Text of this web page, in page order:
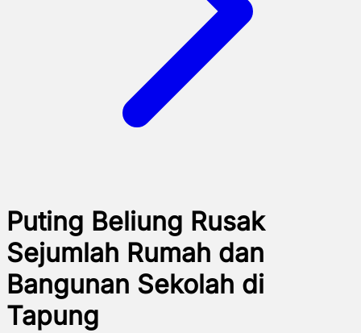
Puting Beliung Rusak
Sejumlah Rumah dan
Bangunan Sekolah di
Tapung